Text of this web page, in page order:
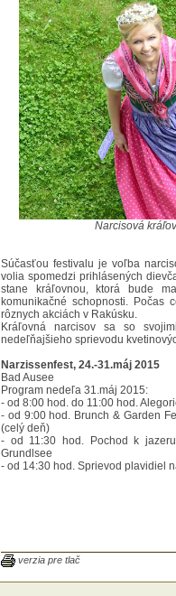
Narcisová
Súčasťou festivalu je voľba
volia spomedzi prihlásených
stane kráľovnou, ktorá bude
komunikačné schopnosti. Počas
rôznych akciách v Rakúsku.
Kráľovná narcisov sa so
nedeľňajšieho sprievodu
Narzissenfest, 24.-31.máj 2015
Bad Ausee
Program nedeľa 31.máj 2015:
- od 8:00 hod. do 11:00 hod.
- od 9:00 hod. Brunch & Garden
(celý deň)
- od 11:30 hod. Pochod k
Grundlsee
- od 14:30 hod. Sprievod plavidiel
verzia pre tlač